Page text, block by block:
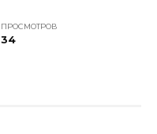
ПРОСМОТРОВ
34